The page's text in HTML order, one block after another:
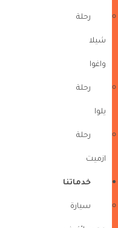
رحلة
شيلا
واغوا
رحلة
يلوا
رحلة
ازميت
خدماتنا
سيارة